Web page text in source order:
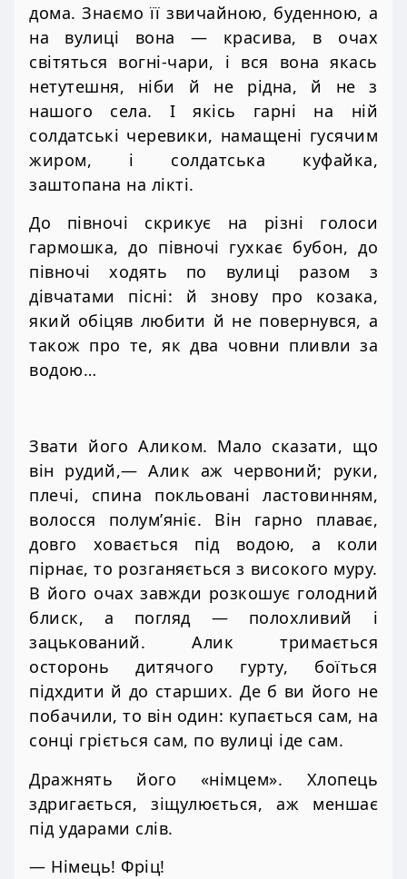
дома. Знаємо її звичайною, буденною, а
на вулиці вона — красива, в очах
світяться вогні-чари, і вся вона якась
нетутешня, ніби й не рідна, й не з
нашого села. І якісь гарні на ній
солдатські черевики, намащені гусячим
жиром, і солдатська куфайка,
заштопана на лікті.
До півночі скрикує на різні голоси
гармошка, до півночі гухкає бубон, до
півночі ходять по вулиці разом з
дівчатами пісні: й знову про козака,
який обіцяв любити й не повернувся, а
також про те, як два човни пливли за
водою…
Звати його Аликом. Мало сказати, що
він рудий,— Алик аж червоний; руки,
плечі, спина покльовані ластовинням,
волосся полум’яніє. Він гарно плаває,
довго ховається під водою, а коли
пірнає, то розганяється з високого муру.
В його очах завжди розкошує голодний
блиск, а погляд — полохливий і
зацькований. Алик тримається
осторонь дитячого гурту, боїться
підхдити й до старших. Де б ви його не
побачили, то він один: купається сам, на
сонці гріється сам, по вулиці іде сам.
Дражнять його «німцем». Хлопець
здригається, зіщулюється, аж меншає
під ударами слів.
— Німець! Фріц!